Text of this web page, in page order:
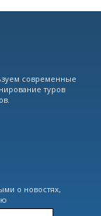
современные
туров
о новостях,